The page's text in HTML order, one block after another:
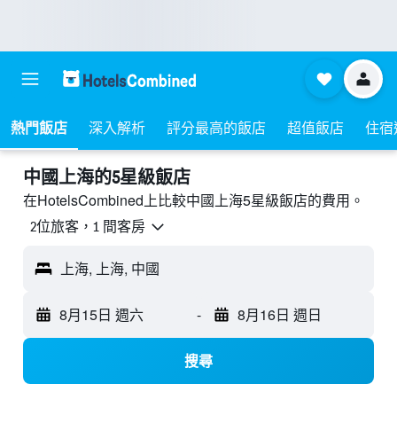
熱門飯店 深入解析 評分最高的飯店 超值飯店 住
中國上海的5星級飯店
在HotelsCombined上比較中國上海5星級​飯店的費用。
2位旅客，1 間客房
上海, 上海, 中國
8月15日 週六 - 8月16日 週日
搜尋